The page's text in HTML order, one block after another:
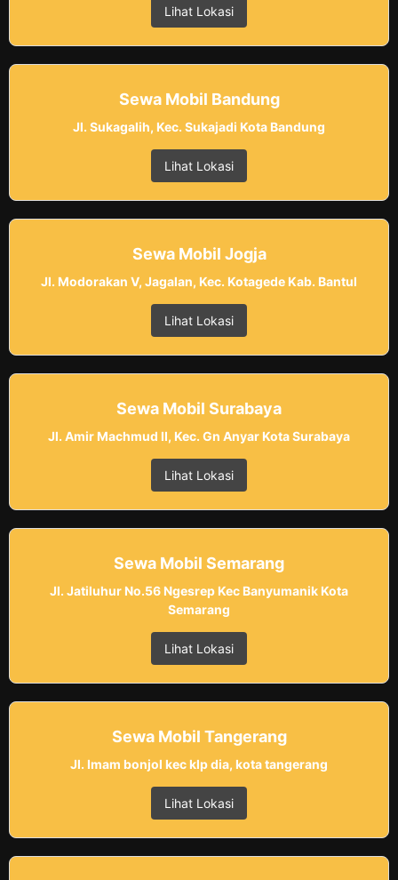
Lihat Lokasi
Sewa Mobil Bandung
Jl. Sukagalih, Kec. Sukajadi Kota Bandung
Lihat Lokasi
Sewa Mobil Jogja
Jl. Modorakan V, Jagalan, Kec. Kotagede Kab. Bantul
Lihat Lokasi
Sewa Mobil Surabaya
Jl. Amir Machmud II, Kec. Gn Anyar Kota Surabaya
Lihat Lokasi
Sewa Mobil Semarang
Jl. Jatiluhur No.56 Ngesrep Kec Banyumanik Kota
Semarang
Lihat Lokasi
Sewa Mobil Tangerang
Jl. Imam bonjol kec klp dia, kota tangerang
Lihat Lokasi